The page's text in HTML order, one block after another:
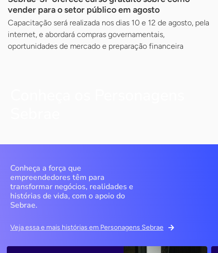
vender para o setor público em agosto
Capacitação será realizada nos dias 10 e 12 de agosto, pela
internet, e abordará compras governamentais,
oportunidades de mercado e preparação financeira
Conheça a força que
empreendedores têm para
transformar negócios, realidades e
histórias de vida, com o apoio do
Sebrae.
Veja essa e mais histórias em Personagens Sebrae